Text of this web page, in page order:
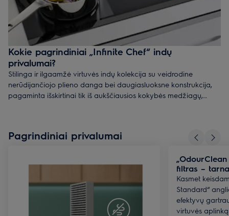
Kokie pagrindiniai „Infinite Chef“ indų
privalumai?
Stilinga ir ilgaamžė virtuvės indų kolekcija su veidrodine
nerūdijančiojo plieno danga bei daugiasluoksne konstrukcija,
pagaminta išskirtinai tik iš aukščiausios kokybės medžiagų,
unikalaus. Puodai idealiems makaronams „spaghetti al dente“,
keptuvės sultingiems kepsniams - „Infinite Chef“ kolekcijoje rasite
Pagrindiniai privalumai
filtras –
Kasmet
Standard“
efektyvų
virtuvės